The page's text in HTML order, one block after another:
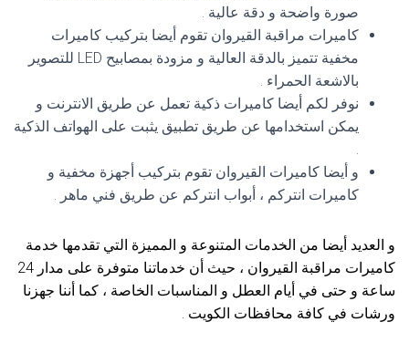
صورة واضحة و دقة عالية .
كاميرات مراقبة القيروان تقوم أيضا بتركيب كاميرات
مخفية تتميز بالدقة العالية و مزودة بمصابيح LED للتصوير
بالاشعة الحمراء .
نوفر لكم أيضا كاميرات ذكية تعمل عن طريق الانترنت و
يمكن استخدامها عن طريق تطبيق يثبت على الهواتف الذكية
.
و أيضا كاميرات القيروان تقوم بتركيب أجهزة مخفية و
كاميرات انتركم ، أبواب انتركم عن طريق فني ماهر .
و العديد أيضا من الخدمات المتنوعة و المميزة التي تقدمها خدمة
كاميرات مراقبة القيروان ، حيث أن خدماتنا متوفرة على مدار 24
ساعة و حتى في أيام العطل و المناسبات الخاصة ، كما أننا جهزنا
ورشات في كافة محافظات الكويت .